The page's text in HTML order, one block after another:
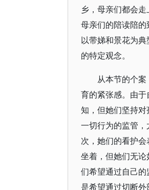
乡，母亲们都会
母亲们的陪读陪
以带娣和景花为
的特定观念。
从本节的个
育的紧张感。由
知，但她们坚持
一切行为的监管
次，她们的看护
坐着，但她们无
们希望通过自己
是希望通过切断